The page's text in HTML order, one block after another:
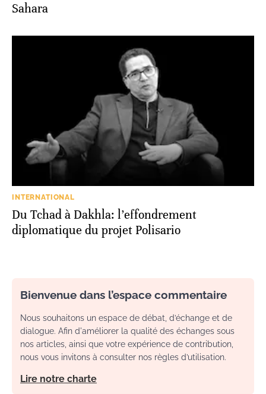
Sahara
INTERNATIONAL
Du Tchad à Dakhla: l’effondrement
diplomatique du projet Polisario
Bienvenue dans l’espace commentaire
Nous souhaitons un espace de débat, d’échange et de
dialogue. Afin d'améliorer la qualité des échanges sous
nos articles, ainsi que votre expérience de contribution,
nous vous invitons à consulter nos règles d’utilisation.
Lire notre charte